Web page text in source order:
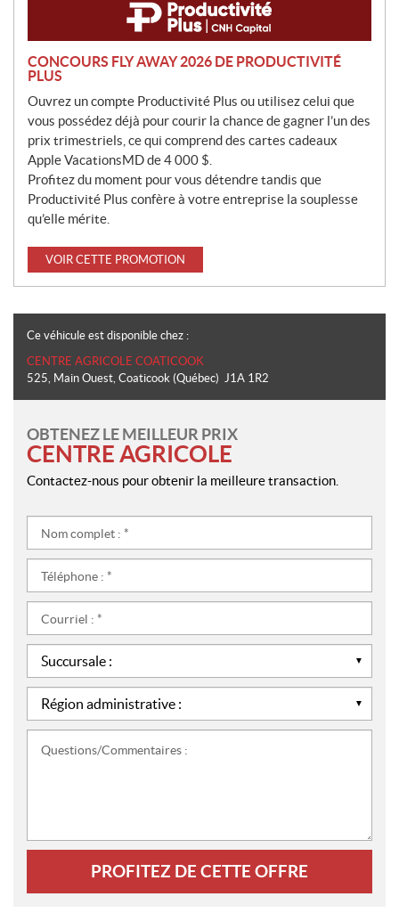
CONCOURS FLY AWAY 2026 DE PRODUCTIVITÉ
PLUS
Ouvrez un compte Productivité Plus ou utilisez celui que
vous possédez déjà pour courir la chance de gagner l’un des
prix trimestriels, ce qui comprend des cartes cadeaux
Apple VacationsMD de 4 000 $.
Profitez du moment pour vous détendre tandis que
Productivité Plus confère à votre entreprise la souplesse
qu’elle mérite.
VOIR CETTE PROMOTION
Ce véhicule est disponible chez :
CENTRE AGRICOLE COATICOOK
525, Main Ouest, Coaticook (Québec) J1A 1R2
OBTENEZ LE MEILLEUR PRIX
CENTRE AGRICOLE
Contactez-nous pour obtenir la meilleure transaction.
complet
:
*
*Succursale
*Région
administrative
: